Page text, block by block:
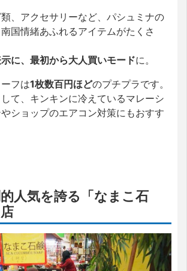
、アクセサリーなど、パシュミナの
国情緒あふれるアイテムがたくさ
に、最初から大人買いモードに。
フは1枚数百円ほどのプチプラです。
て、キンキンに冷えているマレーシ
ショップのエアコン対策にもおすす
人気を誇る「なまこ石